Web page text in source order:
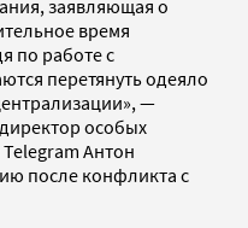
заявляющая о
время
по работе с
перетянуть одеяло
—
особых
Антон
после конфликта с